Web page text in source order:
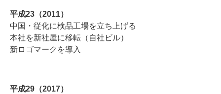
平成23（2011）
中国・従化に検品工場を立ち上げる
本社を新社屋に移転（自社ビル）
新ロゴマークを導入
平成29（2017）